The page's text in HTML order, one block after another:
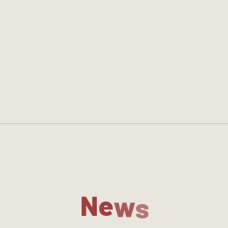
News